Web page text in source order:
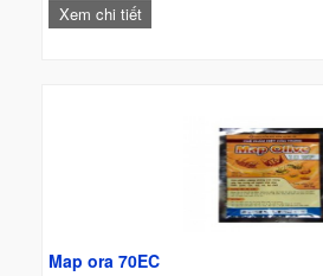
Xem chi tiết
Map ora 70EC